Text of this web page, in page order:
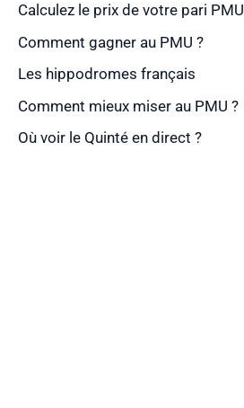
Calculez le prix de votre pari PMU
Comment gagner au PMU ?
Les hippodromes français
Comment mieux miser au PMU ?
Où voir le Quinté en direct ?